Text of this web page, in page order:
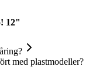
12"
med plastmodeller?